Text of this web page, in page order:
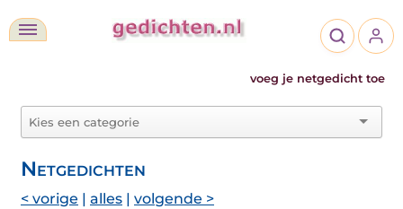
voeg je netgedicht toe
Netgedichten
< vorige | alles | volgende >